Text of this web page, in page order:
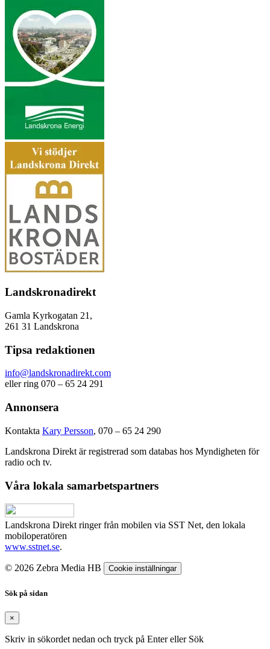
Landskronadirekt
Gamla Kyrkogatan 21,
261 31 Landskrona
Tipsa redaktionen
info@landskronadirekt.com
eller ring 070 – 65 24 291
Annonsera
Kontakta Kary Persson, 070 – 65 24 290
Landskrona Direkt är registrerad som databas hos Myndigheten för
radio och tv.
Våra lokala samarbetspartners
Landskrona Direkt ringer från mobilen via SST Net, den lokala
mobiloperatören
www.sstnet.se.
© 2026 Zebra Media HB Cookie inställningar
Sök på sidan
×
Skriv in sökordet nedan och tryck på Enter eller Sök